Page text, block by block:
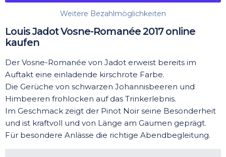
Weitere Bezahlmöglichkeiten
Louis Jadot Vosne-Romanée 2017 online
kaufen
Der Vosne-Romanée von Jadot erweist bereits im
Auftakt eine einladende kirschrote Farbe.
Die Gerüche von schwarzen Johannisbeeren und
Himbeeren frohlocken auf das Trinkerlebnis.
Im Geschmack zeigt der Pinot Noir seine Besonderheit
und ist kraftvoll und von Länge am Gaumen geprägt.
Für besondere Anlässe die richtige Abendbegleitung.